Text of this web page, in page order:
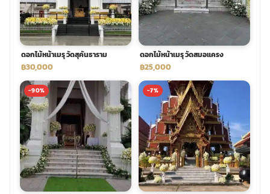
ดอกไม้หน้าเมรุ วัดสุคันธาราม
฿30,000
ดอกไม้หน้าเมรุ วัดสมอแครง
฿25,000
-90% -7%